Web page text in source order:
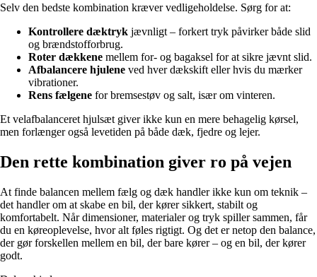
Selv den bedste kombination kræver vedligeholdelse. Sørg for at:
Kontrollere dæktryk jævnligt – forkert tryk påvirker både slid
og brændstofforbrug.
Roter dækkene mellem for- og bagaksel for at sikre jævnt slid.
Afbalancere hjulene ved hver dækskift eller hvis du mærker
vibrationer.
Rens fælgene for bremsestøv og salt, især om vinteren.
Et velafbalanceret hjulsæt giver ikke kun en mere behagelig kørsel,
men forlænger også levetiden på både dæk, fjedre og lejer.
Den rette kombination giver ro på vejen
At finde balancen mellem fælg og dæk handler ikke kun om teknik –
det handler om at skabe en bil, der kører sikkert, stabilt og
komfortabelt. Når dimensioner, materialer og tryk spiller sammen, får
du en køreoplevelse, hvor alt føles rigtigt. Og det er netop den balance,
der gør forskellen mellem en bil, der bare kører – og en bil, der kører
godt.